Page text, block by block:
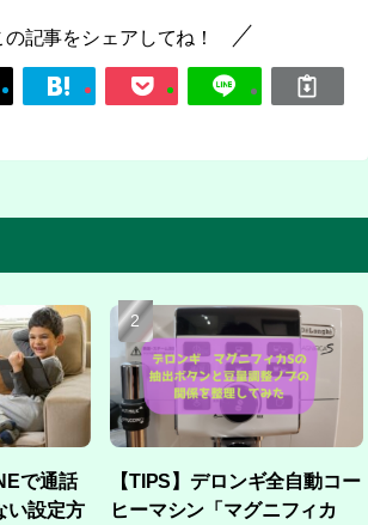
の記事をシェアしてね！
で通話
い設定方
【TIPS】デロンギ全自動コー
ヒーマシン「マグニフィカ